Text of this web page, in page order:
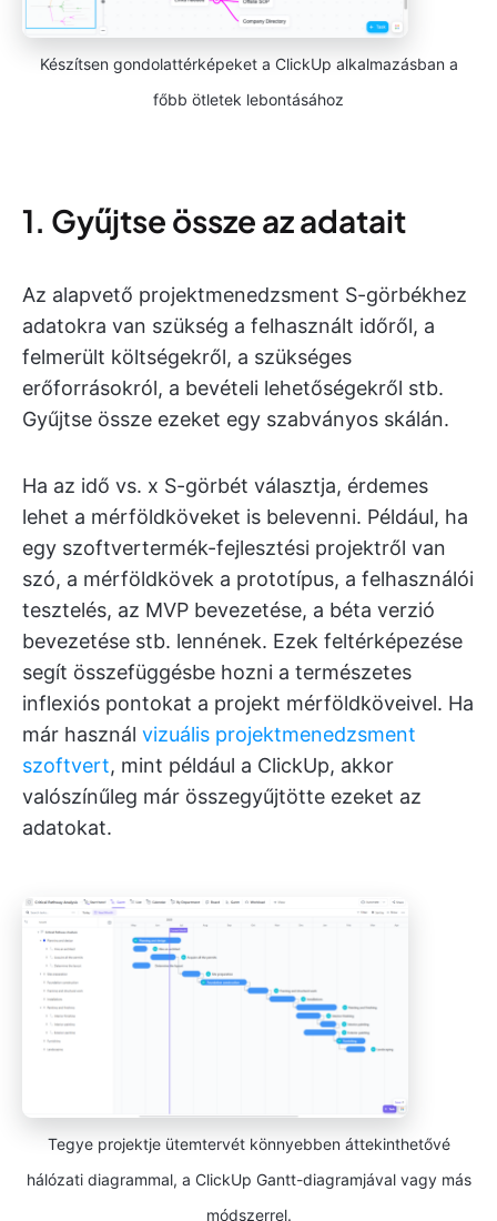
Készítsen gondolattérképeket a ClickUp alkalmazásban a
főbb ötletek lebontásához
1. Gyűjtse össze az adatait
Az alapvető projektmenedzsment S-görbékhez
adatokra van szükség a felhasznált időről, a
felmerült költségekről, a szükséges
erőforrásokról, a bevételi lehetőségekről stb.
Gyűjtse össze ezeket egy szabványos skálán.
Ha az idő vs. x S-görbét választja, érdemes
lehet a mérföldköveket is belevenni. Például, ha
egy szoftvertermék-fejlesztési projektről van
szó, a mérföldkövek a prototípus, a felhasználói
tesztelés, az MVP bevezetése, a béta verzió
bevezetése stb. lennének. Ezek feltérképezése
segít összefüggésbe hozni a természetes
inflexiós pontokat a projekt mérföldköveivel. Ha
már használ vizuális projektmenedzsment
szoftvert, mint például a ClickUp, akkor
valószínűleg már összegyűjtötte ezeket az
adatokat.
Tegye projektje ütemtervét könnyebben áttekinthetővé
hálózati diagrammal, a ClickUp Gantt-diagramjával vagy más
módszerrel.